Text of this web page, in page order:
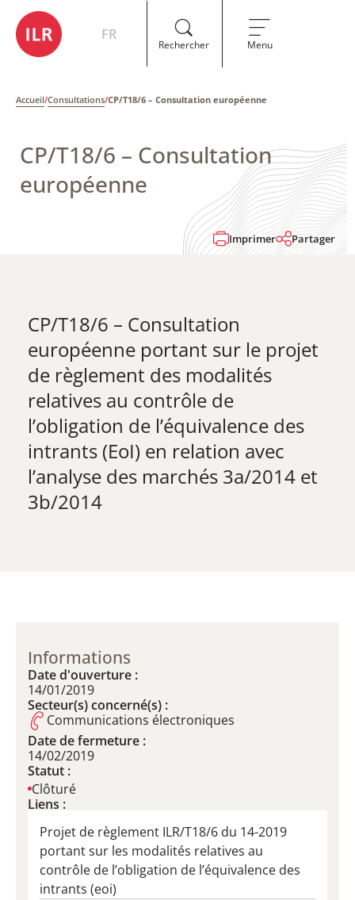
FR
Rechercher Menu
Accueil/Consultations/CP/T18/6 – Consultation européenne
CP/T18/6 – Consultation
européenne
Imprimer Partager
CP/T18/6 – Consultation
européenne portant sur le projet
de règlement des modalités
relatives au contrôle de
l’obligation de l’équivalence des
intrants (EoI) en relation avec
l’analyse des marchés 3a/2014 et
3b/2014
Informations
Date d'ouverture :
14/01/2019
Secteur(s) concerné(s) :
Communications électroniques
Date de fermeture :
14/02/2019
Statut :
Clôturé
Liens :
Projet de règlement ILR/T18/6 du 14-2019
portant sur les modalités relatives au
contrôle de l’obligation de l’équivalence des
intrants (eoi)